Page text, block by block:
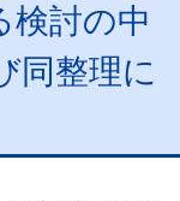
検討の中
同整理に